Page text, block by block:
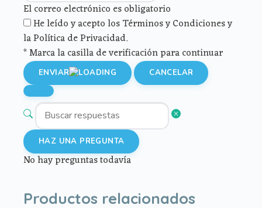
El correo electrónico es obligatorio
He leído y acepto los Términos y Condiciones y
la Política de Privacidad.
* Marca la casilla de verificación para continuar
ENVIAR CANCELAR
HAZ UNA PREGUNTA
No hay preguntas todavía
Productos relacionados